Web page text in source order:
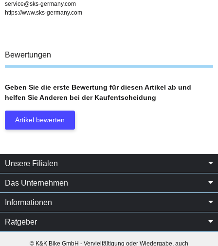
service@sks-germany.com
https://www.sks-germany.com
Bewertungen
Geben Sie die erste Bewertung für diesen Artikel ab und
helfen Sie Anderen bei der Kaufentscheidung
Artikel bewerten
Unsere Filialen
Das Unternehmen
Informationen
Ratgeber
© K&K Bike GmbH - Vervielfältigung oder Wiedergabe, auch